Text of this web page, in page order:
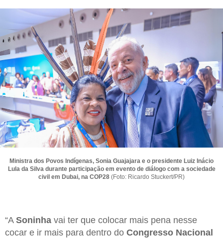
Ministra dos Povos Indígenas, Sonia Guajajara e o presidente Luiz Inácio
Lula da Silva durante participação em evento de diálogo com a sociedade
civil em Dubai, na COP28 (Foto: Ricardo Stuckert/PR)
“A Soninha vai ter que colocar mais pena nesse
cocar e ir mais para dentro do Congresso Nacional